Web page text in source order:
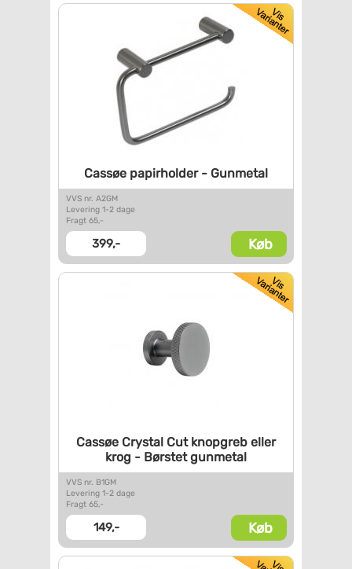
Cassøe papirholder - Gunmetal
VVS nr. A2GM
Levering 1-2 dage
Fragt 65,-
399,- Køb
Cassøe Crystal Cut knopgreb eller
krog - Børstet gunmetal
VVS nr. B1GM
Levering 1-2 dage
Fragt 65,-
149,- Køb